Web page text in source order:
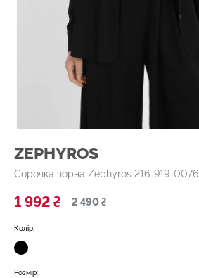
ZEPHYROS
Сорочка чорна Zephyros 216-919-0076
1 992 ₴ 2 490 ₴
Колір:
Розмір: